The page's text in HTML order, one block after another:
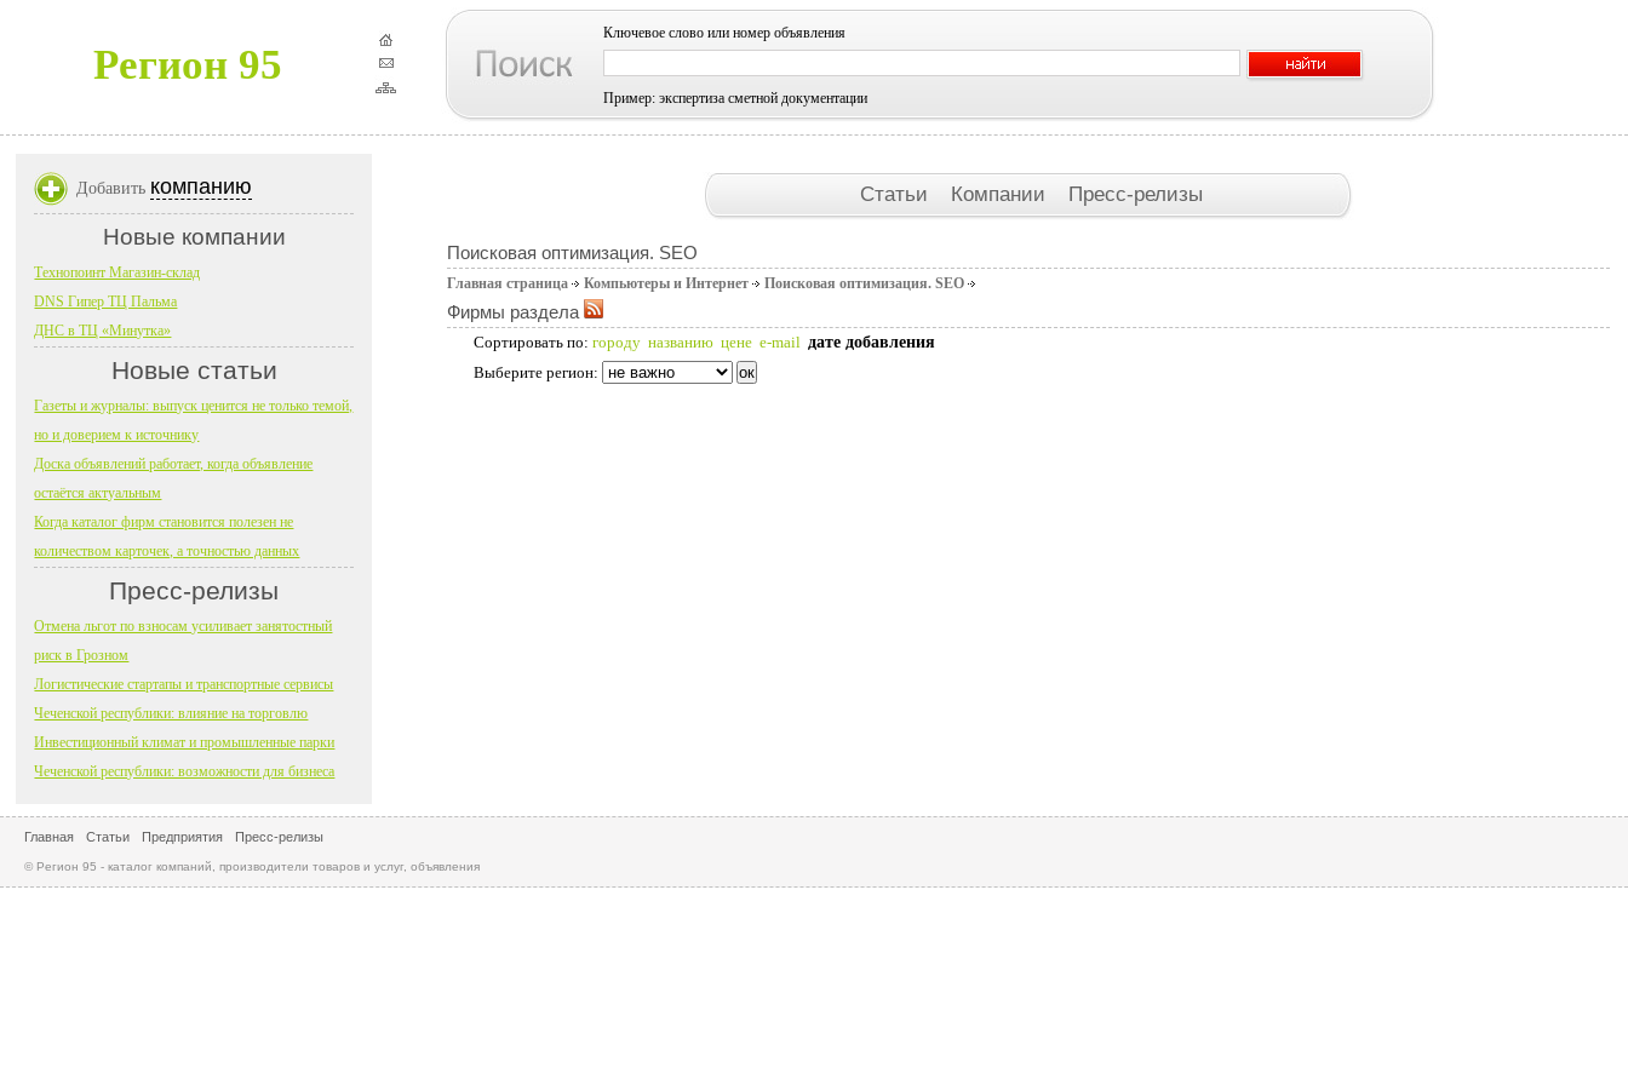
Регион 95
Ключевое слово или номер объявления
Пример: экспертиза сметной документации
Статьи Компании Пресс-релизы
Поисковая оптимизация. SEO
Главная страница Компьютеры и Интернет Поисковая оптимизация. SEO
Фирмы раздела
Сортировать по: городу названию цене e-mail дате добавления
Выберите регион:
Добавить компанию
Новые компании
Технопоинт Магазин-склад
DNS Гипер ТЦ Пальма
ДНС в ТЦ «Минутка»
Новые статьи
Газеты и журналы: выпуск ценится не только темой,
но и доверием к источнику
Доска объявлений работает, когда объявление
остаётся актуальным
Когда каталог фирм становится полезен не
количеством карточек, а точностью данных
Пресс-релизы
Отмена льгот по взносам усиливает занятостный
риск в Грозном
Логистические стартапы и транспортные сервисы
Чеченской республики: влияние на торговлю
Инвестиционный климат и промышленные парки
Чеченской республики: возможности для бизнеса
Главная Статьи Предприятия Пресс-релизы
© Регион 95 - каталог компаний, производители товаров и услуг, объявления